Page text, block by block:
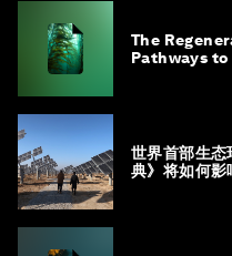
The
Pathways
世界首部生态
典》将如何影